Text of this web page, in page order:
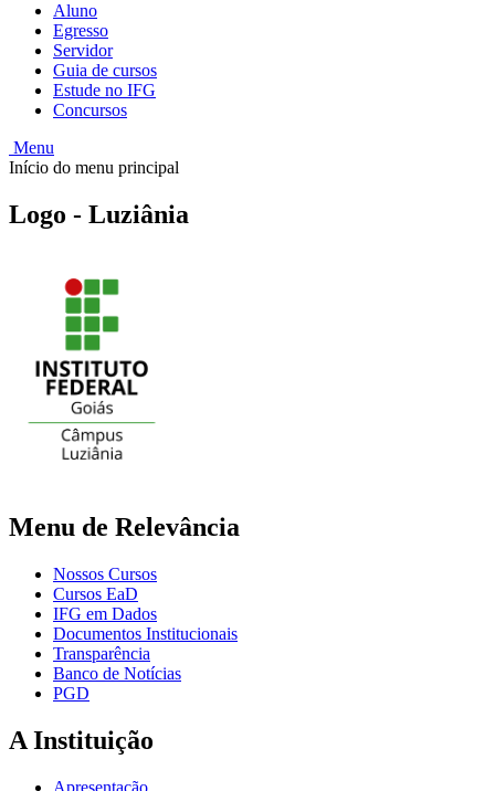
Aluno
Egresso
Servidor
Guia de cursos
Estude no IFG
Concursos
Menu
Início do menu principal
Logo - Luziânia
Menu de Relevância
Nossos Cursos
Cursos EaD
IFG em Dados
Documentos Institucionais
Transparência
Banco de Notícias
PGD
A Instituição
Apresentação